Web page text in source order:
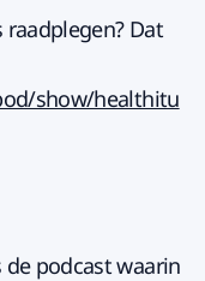
Dat
show/healthitu
de podcast waarin